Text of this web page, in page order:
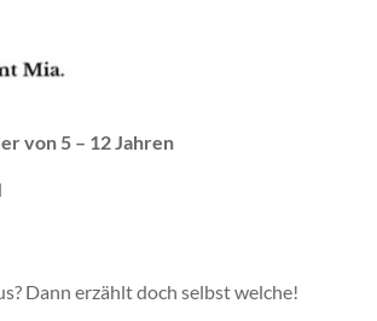
von 5 – 12 Jahren
Dann erzählt doch selbst welche!